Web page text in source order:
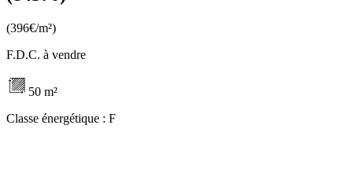
(396€/m²)
F.D.C. à vendre
50 m²
Classe énergétique : F